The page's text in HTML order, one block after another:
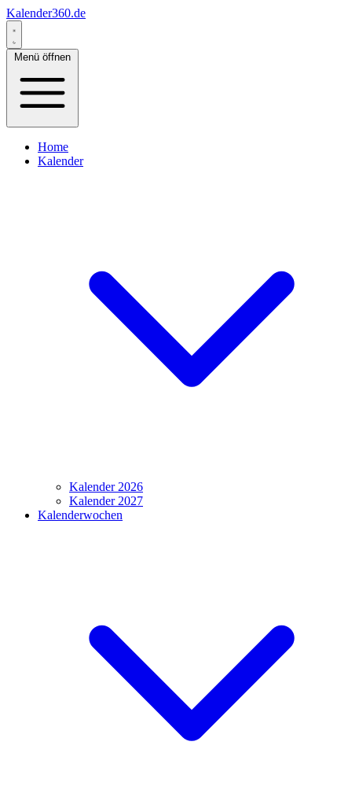
Kalender360.de
Menü öffnen
Home
Kalender
Kalender 2026
Kalender 2027
Kalenderwochen